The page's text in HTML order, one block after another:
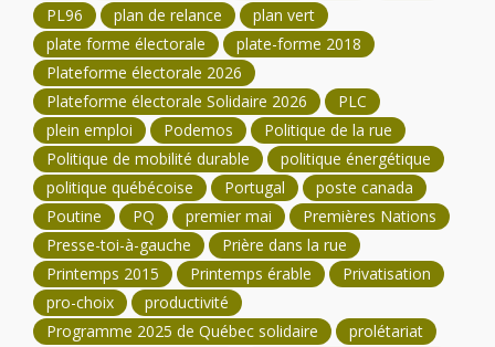
PL96
plan de relance
plan vert
plate forme électorale
plate-forme 2018
Plateforme électorale 2026
Plateforme électorale Solidaire 2026
PLC
plein emploi
Podemos
Politique de la rue
Politique de mobilité durable
politique énergétique
politique québécoise
Portugal
poste canada
Poutine
PQ premier mai
Premières Nations
Presse-toi-à-gauche
Prière dans la rue
Printemps 2015
Printemps érable
Privatisation
pro-choix
productivité
Programme 2025 de Québec solidaire
prolétariat